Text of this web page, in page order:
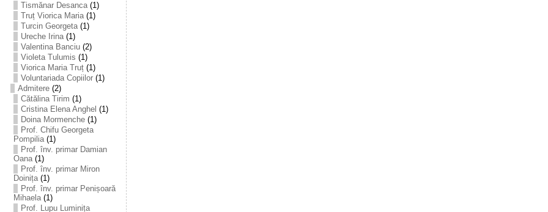
Tismănar Desanca(1)
Truț Viorica Maria(1)
Turcin Georgeta(1)
Ureche Irina(1)
Valentina Banciu(2)
Violeta Tulumis (1)
Viorica Maria Truț(1)
Voluntariada Copiilor(1)
Admitere(2)
Cătălina Tirim (1)
Cristina Elena Anghel (1)
Doina Mormenche(1)
Prof. Chifu Georgeta
Pompilia(1)
Prof. înv. primar Damian
Oana(1)
Prof. înv. primar Miron
Doinița(1)
Prof. înv. primar Penișoară
Mihaela(1)
Prof. Lupu Luminița